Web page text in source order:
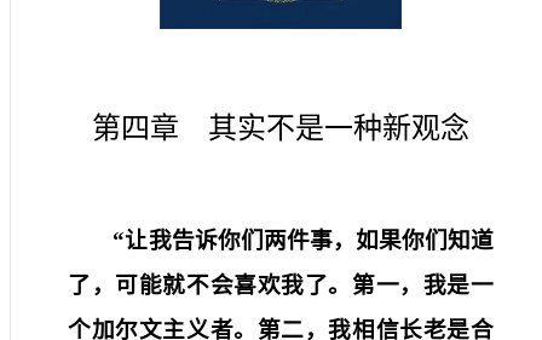
第四章 其实不是一种新观念
“让我告诉你们两件事，如果你们知道
了，可能就不会喜欢我了。第一，我是一
个加尔文主义者。第二，我相信长老是合